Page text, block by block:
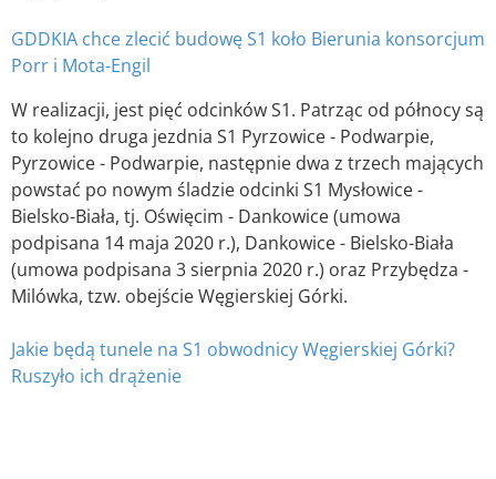
GDDKIA chce zlecić budowę S1 koło Bierunia konsorcjum
Porr i Mota-Engil
W realizacji, jest pięć odcinków S1. Patrząc od północy są
to kolejno druga jezdnia S1 Pyrzowice - Podwarpie,
Pyrzowice - Podwarpie, następnie dwa z trzech mających
powstać po nowym śladzie odcinki S1 Mysłowice -
Bielsko-Biała, tj. Oświęcim - Dankowice (umowa
podpisana 14 maja 2020 r.), Dankowice - Bielsko-Biała
(umowa podpisana 3 sierpnia 2020 r.) oraz Przybędza -
Milówka, tzw. obejście Węgierskiej Górki.
Jakie będą tunele na S1 obwodnicy Węgierskiej Górki?
Ruszyło ich drążenie